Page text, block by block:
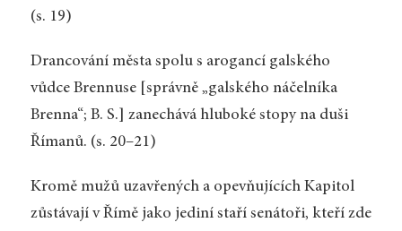
(s. 19)
Drancování města spolu s arogancí galského
vůdce Brennuse [správně „galského náčelníka
Brenna“; B. S.] zanechává hluboké stopy na duši
Římanů. (s. 20–21)
Kromě mužů uzavřených a opevňujících Kapitol
zůstávají v Římě jako jediní staří senátoři, kteří zde